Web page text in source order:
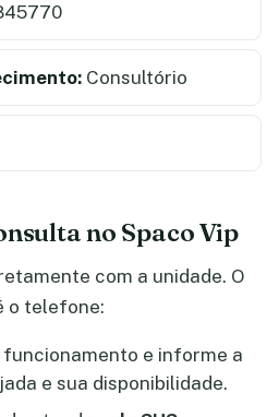
Consultório
no Spaco Vip
com a unidade. O
o telefone:
funcionamento e informe a
e sua disponibilidade.